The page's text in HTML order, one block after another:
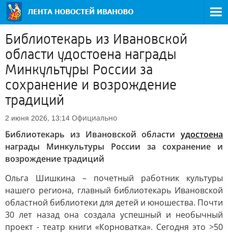
Библиотекарь из Ивановской
области удостоена награды
Минкультуры России за
сохранение и возрождение
традиций
2 июня 2026, 13:14 Официально
Библиотекарь из Ивановской области удостоена
награды Минкультуры России за сохранение и
возрождение традиций
Ольга Шишкина – почетный работник культуры
нашего региона, главный библиотекарь Ивановской
областной библиотеки для детей и юношества. Почти
30 лет назад она создала успешный и необычный
проект - театр книги «Корноватка». Сегодня это >50